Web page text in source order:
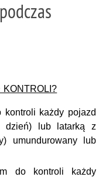
kontroli każdy pojazd
dzień) lub latarką z
umundurowany lub
do kontroli każdy